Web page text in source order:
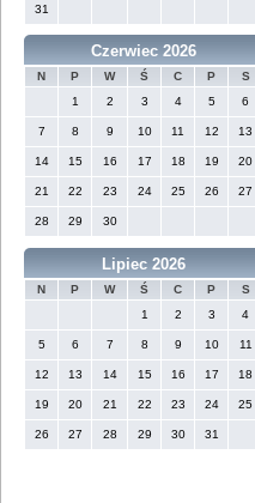
31
Czerwiec 2026
N P W Ś C P
S
1
2 3 4 5 6
7 8 9 10 11 12 13
14 15 16 17 18 19 20
21 22 23 24 25 26 27
28 29 30
Lipiec 2026
N P W Ś C P
S
1
2 3 4
5 6 7 8 9 10 11
12 13 14 15 16 17 18
19 20 21 22 23 24 25
26 27 28 29 30 31